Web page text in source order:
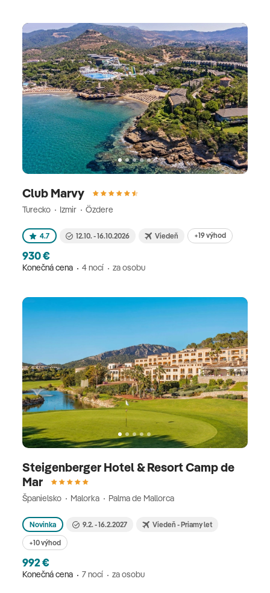
Club Marvy
Turecko Izmir Özdere
4.7 12.10. - 16.10.2026 Viedeň +19 výhod
930 €
Konečná cena 4 nocí za osobu
Steigenberger Hotel & Resort Camp de
Mar
Španielsko Malorka Palma de Mallorca
Novinka 9.2. - 16.2.2027 Viedeň - Priamy let
+10 výhod
992 €
Konečná cena 7 nocí za osobu